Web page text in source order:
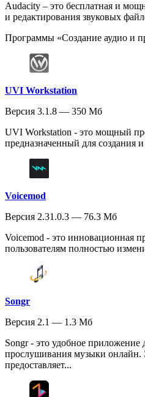
Audacity – это бесплатная и
и редактирования звуковых
Программы «Создание аудио и
UVI Workstation
Версия 3.1.8 — 350 Мб
UVI Workstation - это мощный
предназначенный для создания
Voicemod
Версия 2.31.0.3 — 76.3 Мб
Voicemod - это инновационная
пользователям полностью
Songr
Версия 2.1 — 1.3 Мб
Songr - это удобное приложение
прослушивания музыки онлайн.
предоставляет...